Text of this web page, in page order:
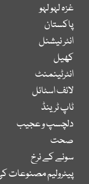
غزہ لہو لہو
پاکستان
انٹر نیشنل
کھیل
انٹرٹینمنٹ
لائف اسٹائل
ٹاپ ٹرینڈ
دلچسپ و عجیب
صحت
سونے کے نرخ
پیٹرولیم مصنوعات